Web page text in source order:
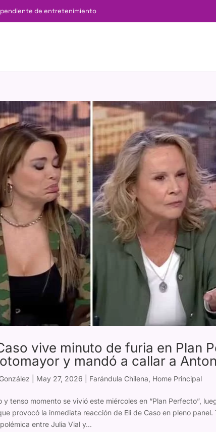
de entretenimiento
vive minuto de furia en Plan
y mandó a callar a
May 27, 2026 Farándula Chilena, Home Principal
y tenso momento se vivió este miércoles en “Plan Perfecto”,
provocó la inmediata reacción de Eli de Caso en pleno
entre Julia Vial y...